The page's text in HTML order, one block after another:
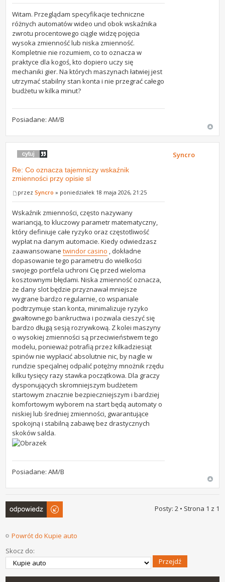
Witam. Przeglądam specyfikacje techniczne
różnych automatów wideo und obok wskaźnika
zwrotu procentowego ciągle widzę pojęcia
wysoka zmienność lub niska zmienność.
Kompletnie nie rozumiem, co to oznacza w
praktyce dla kogoś, kto dopiero uczy się
mechaniki gier. Na których maszynach łatwiej jest
utrzymać stabilny stan konta i nie przegrać całego
budżetu w kilka minut?
Posiadane: AM/B
Re: Co oznacza tajemniczy wskaźnik
zmienności przy opisie sl
przezSyncro » poniedziałek 18 maja 2026, 21:25
Wskaźnik zmienności, często nazywany
wariancją, to kluczowy parametr matematyczny,
który definiuje całe ryzyko oraz częstotliwość
wypłat na danym automacie. Kiedy odwiedzasz
zaawansowanetwindor casino , dokładne
dopasowanie tego parametru do wielkości
swojego portfela uchroni Cię przed wieloma
kosztownymi błędami. Niska zmienność oznacza,
że dany slot będzie przyznawał mniejsze
wygrane bardzo regularnie, co wspaniale
podtrzymuje stan konta, minimalizuje ryzyko
gwałtownego bankructwa i pozwala cieszyć się
bardzo długą sesją rozrywkową. Z kolei maszyny
o wysokiej zmienności są przeciwieństwem tego
modelu, ponieważ potrafią przez kilkadziesiąt
spinów nie wypłacić absolutnie nic, by nagle w
rundzie specjalnej odpalić potężny mnożnik rzędu
kilku tysięcy razy stawka początkowa. Dla graczy
dysponujących skromniejszym budżetem
startowym znacznie bezpieczniejszym i bardziej
komfortowym wyborem na start będą automaty o
niskiej lub średniej zmienności, gwarantujące
spokojną i stabilną zabawę bez drastycznych
skoków salda.
Posiadane: AM/B
Syncro
Odpowiedz Posty: 2 • Strona 1 z 1
Powrót do Kupie auto
Skocz do: